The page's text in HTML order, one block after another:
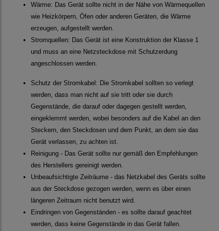
Wärme: Das Gerät sollte nicht in der Nähe von Wärmequellen
wie Heizkörpern, Öfen oder anderen Geräten, die Wärme
erzeugen, aufgestellt werden.
Stromquellen: Das Gerät ist eine Konstruktion der Klasse 1
und muss an eine Netzsteckdose mit Schutzerdung
angeschlossen werden.
Schutz der Stromkabel: Die Stromkabel sollten so verlegt
werden, dass man nicht auf sie tritt oder sie durch
Gegenstände, die darauf oder dagegen gestellt werden,
eingeklemmt werden, wobei besonders auf die Kabel an den
Steckern, den Steckdosen und dem Punkt, an dem sie das
Gerät verlassen, zu achten ist.
Reinigung - Das Gerät sollte nur gemäß den Empfehlungen
des Herstellers gereinigt werden.
Unbeaufsichtigte Zeiträume - das Netzkabel des Geräts sollte
aus der Steckdose gezogen werden, wenn es über einen
längeren Zeitraum nicht benutzt wird.
Eindringen von Gegenständen - es sollte darauf geachtet
werden, dass keine Gegenstände in das Gerät fallen.